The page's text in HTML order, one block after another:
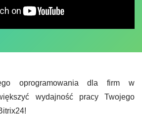
oprogramowania dla firm w
wydajność pracy Twojego